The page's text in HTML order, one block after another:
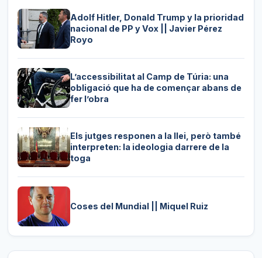
Adolf Hitler, Donald Trump y la prioridad
nacional de PP y Vox || Javier Pérez
Royo
L’accessibilitat al Camp de Túria: una
obligació que ha de començar abans de
fer l’obra
Els jutges responen a la llei, però també
interpreten: la ideologia darrere de la
toga
Coses del Mundial || Miquel Ruiz